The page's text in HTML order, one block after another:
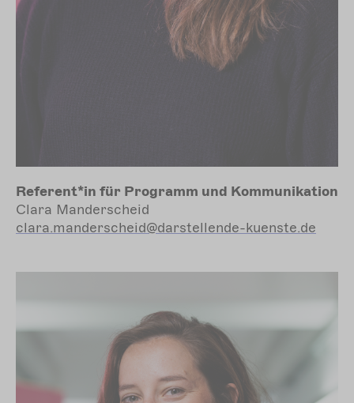
Referent*in für Programm und Kommunikation
Clara Manderscheid
clara.manderscheid@darstellende-kuenste.de